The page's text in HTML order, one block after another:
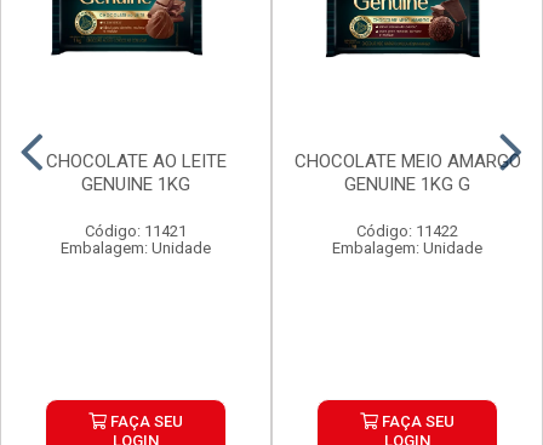
CHOCOLATE AO LEITE
GENUINE 1KG
Código: 11421
Embalagem: Unidade
FAÇA SEU
LOGIN
CHOCOLATE MEIO AMARGO
GENUINE 1KG G
Código: 11422
Embalagem: Unidade
FAÇA SEU
LOGIN